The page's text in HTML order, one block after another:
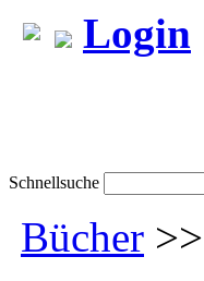
Login
Schnellsuche
Bücher >>